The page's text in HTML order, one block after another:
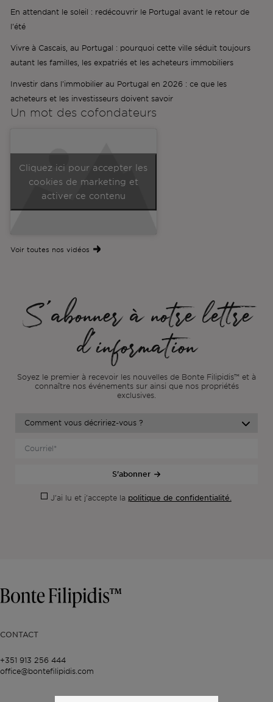
En attendant le soleil : redécouvrir le Portugal avant le retour de
l'été
Vivre à Cascais, au Portugal : pourquoi cette ville séduit toujours
autant les familles, les expatriés et les acheteurs immobiliers
Investir dans l'immobilier au Portugal en 2026 : ce que les
acheteurs et les investisseurs doivent savoir
Un mot des cofondateurs
Cliquez ici pour accepter les
cookies de marketing et
activer ce contenu
Voir toutes nos vidéos
S'abonner à notre lettre
d'information
Soyez le premier à recevoir les nouvelles de Bonte Filipidis™ et à
connaître nos événements sur ainsi que nos propriétés
exclusives.
S'abonner
J'ai lu et j'accepte la politique de confidentialité.
CONTACT
+351 913 256 444
office@bontefilipidis.com